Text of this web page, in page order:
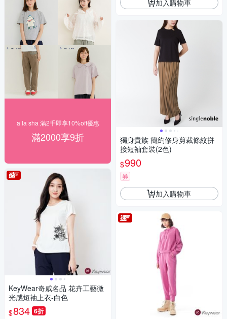
a la sha 滿2千即享10%off優惠
滿2000享9折
KeyWear奇威名品 花卉工藝微
光感短袖上衣-白色
$834 6折
加入購物車
獨身貴族 簡約修身剪裁條紋拼
接短袖套裝(2色)
$990
券
加入購物車